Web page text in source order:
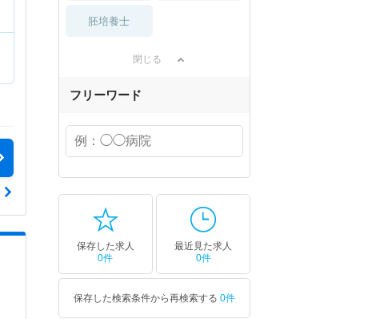
胚培養士
閉じる
フリーワード
保存した求人
0件
最近見た求人
0件
保存した検索条件から再検索する 0件